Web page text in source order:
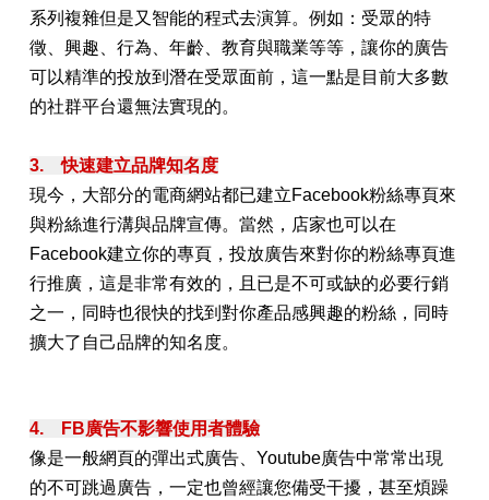
系列複雜但是又智能的程式去演算。例如：受眾的特
徵、興趣、 行為、 年齡、 教育與職業等等，讓你的廣告
可以精準的投放到潛在受眾面前，這一點是目前大多數
的社群平台還無法實現的。
3. 快速建立品牌知名度
現今，大部分的電商網站都已建立Facebook粉絲專頁來
與粉絲進行溝與品牌宣傳。當然，店家也可以在
Facebook建立你的專頁，投放廣告來對你的粉絲專頁進
行推廣，這是非常有效的，且已是不可或缺的必要行銷
之一，同時也很快的找到對你產品感興趣的粉絲，同時
擴大了自己品牌的知名度。
4. FB廣告不影響使用者體驗
像是一般網頁的彈出式廣告、Youtube廣告中常常出現
的不可跳過廣告，一定也曾經讓您備受干擾，甚至煩躁